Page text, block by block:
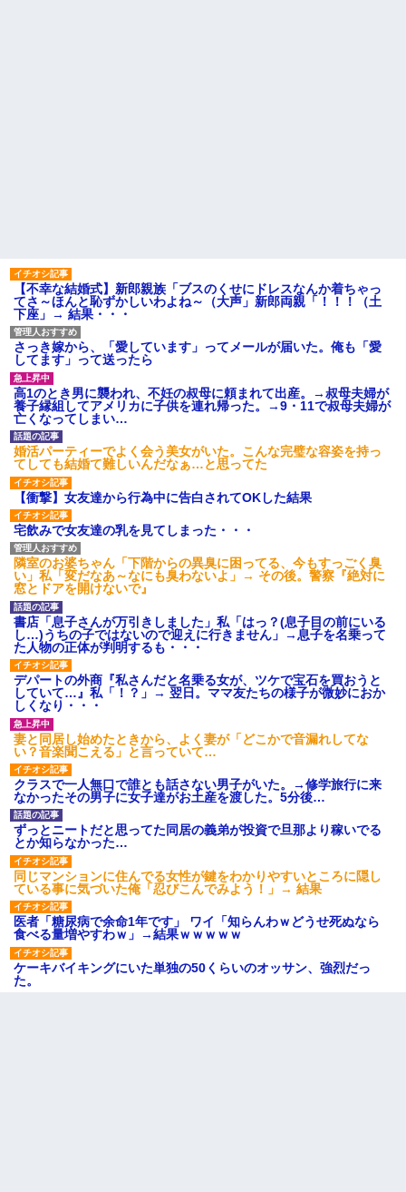
【不幸な結婚式】新郎親族「ブスのくせにドレスなんか着ちゃっ
てさ～ほんと恥ずかしいわよね～（大声」新郎両親「！！！（土
下座」→ 結果・・・
さっき嫁から、「愛しています」ってメールが届いた。俺も「愛
してます」って送ったら
高1のとき男に襲われ、不妊の叔母に頼まれて出産。→叔母夫婦が
養子縁組してアメリカに子供を連れ帰った。→9・11で叔母夫婦が
亡くなってしまい…
婚活パーティーでよく会う美女がいた。こんな完璧な容姿を持っ
てしても結婚て難しいんだなぁ…と思ってた
【衝撃】女友達から行為中に告白されてOKした結果
宅飲みで女友達の乳を見てしまった・・・
隣室のお婆ちゃん「下階からの異臭に困ってる、今もすっごく臭
い」私「変だなあ～なにも臭わないよ」→ その後。警察『絶対に
窓とドアを開けないで』
書店「息子さんが万引きしました」私「はっ？(息子目の前にいる
し…)うちの子ではないので迎えに行きません」→息子を名乗って
た人物の正体が判明するも・・・
デパートの外商『私さんだと名乗る女が、ツケで宝石を買おうと
していて…』私「！？」→ 翌日。ママ友たちの様子が微妙におか
しくなり・・・
妻と同居し始めたときから、よく妻が「どこかで音漏れしてな
い？音楽聞こえる」と言っていて…
クラスで一人無口で誰とも話さない男子がいた。→修学旅行に来
なかったその男子に女子達がお土産を渡した。5分後…
ずっとニートだと思ってた同居の義弟が投資で旦那より稼いでる
とか知らなかった…
同じマンションに住んでる女性が鍵をわかりやすいところに隠し
ている事に気づいた俺「忍びこんでみよう！」→ 結果
医者「糖尿病で余命1年です」 ワイ「知らんわｗどうせ死ぬなら
食べる量増やすわｗ」→結果ｗｗｗｗｗ
ケーキバイキングにいた単独の50くらいのオッサン、強烈だっ
た。